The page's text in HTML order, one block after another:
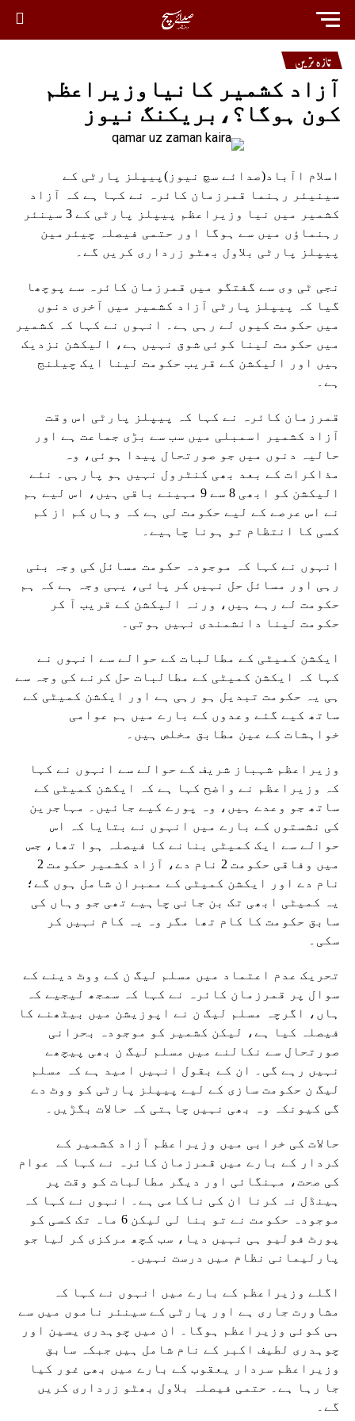
تازہ ترین
آزاد کشمیر کانیاوزیراعظم
کون ہوگا؟،بریکنگ نیوز
اسلام اآباد(صدائے سچ نیوز)پیپلز پارٹی کے
سینیئر رہنما قمرزمان کائرہ نے کہا ہے کہ آزاد
کشمیر میں نیا وزیراعظم پیپلز پارٹی کے 3 سینئر
رہنماؤں میں سے ہوگا اور حتمی فیصلہ چیئرمین
پیپلز پارٹی بلاول بھٹو زرداری کریں گے۔
نجی ٹی وی سے گفتگو میں قمرزمان کائرہ سے پوچھا
گیا کہ پیپلز پارٹی آزاد کشمیر میں آخری دنوں
میں حکومت کیوں لے رہی ہے۔ انہوں نے کہا کہ کشمیر
میں حکومت لینا کوئی شوق نہیں ہے، الیکشن نزدیک
ہیں اور الیکشن کے قریب حکومت لینا ایک چیلنج
ہے۔
قمرزمان کائرہ نے کہا کہ پیپلز پارٹی اس وقت
آزاد کشمیر اسمبلی میں سب سے بڑی جماعت ہے اور
حالیہ دنوں میں جو صورتحال پیدا ہوئی، وہ
مذاکرات کے بعد بھی کنٹرول نہیں ہو پارہی۔ نئے
الیکشن کو ابھی 8 سے 9 مہینے باقی ہیں، اس لیے ہم
نے اس عرصے کے لیے حکومت لی ہے کہ وہاں کم از کم
کسی کا انتظام تو ہونا چاہیے۔
انہوں نے کہا کہ موجودہ حکومت مسائل کی وجہ بنی
رہی اور مسائل حل نہیں کر پائی، یہی وجہ ہے کہ ہم
حکومت لے رہے ہیں، ورنہ الیکشن کے قریب آ کر
حکومت لینا دانشمندی نہیں ہوتی۔
ایکشن کمیٹی کے مطالبات کے حوالے سے انہوں نے
کہا کہ ایکشن کمیٹی کے مطالبات حل کرنے کی وجہ سے
ہی یہ حکومت تبدیل ہو رہی ہے اور ایکشن کمیٹی کے
ساتھ کیے گئے وعدوں کے بارے میں ہم عوامی
خواہشات کے عین مطابق مخلص ہیں۔
وزیراعظم شہباز شریف کے حوالے سے انہوں نے کہا
کہ وزیراعظم نے واضح کہا ہے کہ ایکشن کمیٹی کے
ساتھ جو وعدے ہیں، وہ پورے کیے جائیں۔ مہاجرین
کی نشستوں کے بارے میں انہوں نے بتایا کہ اس
حوالے سے ایک کمیٹی بنانے کا فیصلہ ہوا تھا، جس
میں وفاقی حکومت 2 نام دے، آزاد کشمیر حکومت 2
نام دے اور ایکشن کمیٹی کے ممبران شامل ہوں گے؛
یہ کمیٹی ابھی تک بن جانی چاہیے تھی جو وہاں کی
سابق حکومت کا کام تھا مگر وہ یہ کام نہیں کر
سکی۔
تحریک عدم اعتماد میں مسلم لیگ ن کے ووٹ دینے کے
سوال پر قمرزمان کائرہ نے کہا کہ سمجھ لیجیے کہ
ہاں، اگرچہ مسلم لیگ ن نے اپوزیشن میں بیٹھنے کا
فیصلہ کیا ہے، لیکن کشمیر کو موجودہ بحرانی
صورتحال سے نکالنے میں مسلم لیگ ن بھی پیچھے
نہیں رہے گی۔ ان کے بقول انہیں امید ہے کہ مسلم
لیگ ن حکومت سازی کے لیے پیپلز پارٹی کو ووٹ دے
گی کیونکہ وہ بھی نہیں چاہتی کہ حالات بگڑیں۔
حالات کی خرابی میں وزیراعظم آزاد کشمیر کے
کردار کے بارے میں قمرزمان کائرہ نے کہا کہ عوام
کی صحت، مہنگائی اور دیگر مطالبات کو وقت پر
ہینڈل نہ کرنا ان کی ناکامی ہے۔ انہوں نے کہا کہ
موجودہ حکومت نے تو بنا لی لیکن 6 ماہ تک کسی کو
پورٹ فولیو ہی نہیں دیا، سب کچھ مرکزی کر لیا جو
پارلیمانی نظام میں درست نہیں۔
اگلے وزیراعظم کے بارے میں انہوں نے کہا کہ
مشاورت جاری ہے اور پارٹی کے سینئر ناموں میں سے
ہی کوئی وزیراعظم ہوگا۔ ان میں چوہدری یسین اور
چوہدری لطیف اکبر کے نام شامل ہیں جبکہ سابق
وزیراعظم سردار یعقوب کے بارے میں بھی غور کیا
جا رہا ہے۔ حتمی فیصلہ بلاول بھٹو زرداری کریں
گے۔